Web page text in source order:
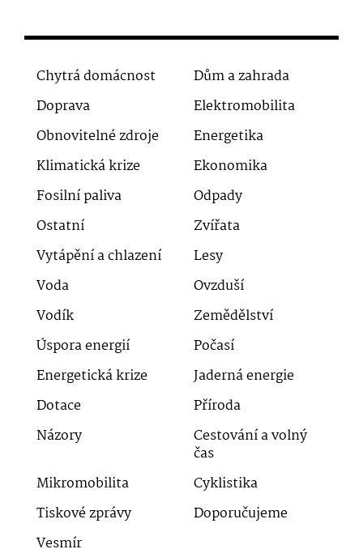
Chytrá domácnost
Dům a zahrada
Doprava
Elektromobilita
Obnovitelné zdroje
Energetika
Klimatická krize
Ekonomika
Fosilní paliva
Odpady
Ostatní
Zvířata
Vytápění a chlazení
Lesy
Voda
Ovzduší
Vodík
Zemědělství
Úspora energií
Počasí
Energetická krize
Jaderná energie
Dotace
Příroda
Názory
Cestování a volný
čas
Mikromobilita
Cyklistika
Tiskové zprávy
Doporučujeme
Vesmír